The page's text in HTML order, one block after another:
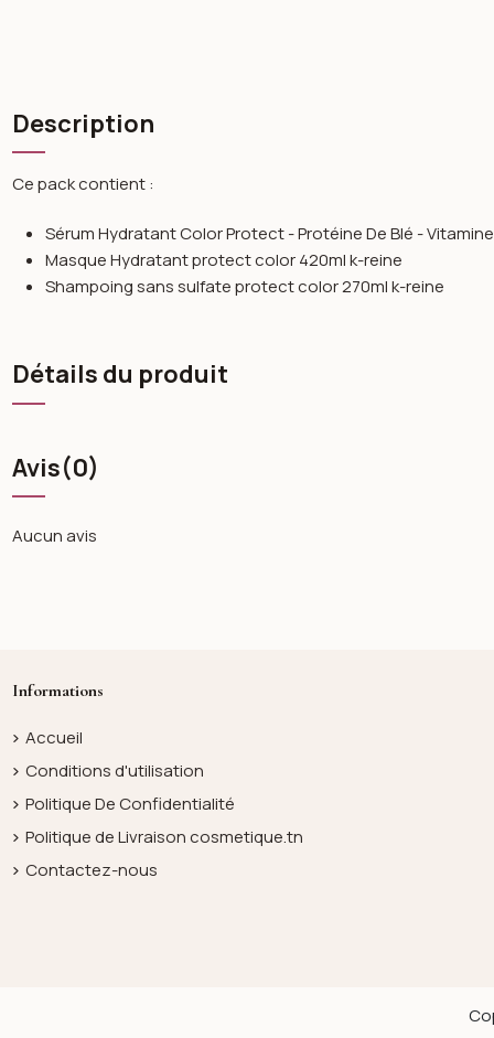
Description
Ce pack contient :
Sérum Hydratant Color Protect - Protéine De Blé -
Masque Hydratant protect color 420ml k-reine
Shampoing sans sulfate protect color 270ml k-reine
Détails du produit
Avis(0)
Aucun avis
Informations
Accueil
Conditions d'utilisation
Politique De Confidentialité
Politique de Livraison cosmetique.tn
Contactez-nous